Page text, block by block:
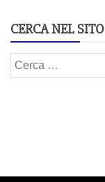
CERCA NEL SITO
Ricerca
per: